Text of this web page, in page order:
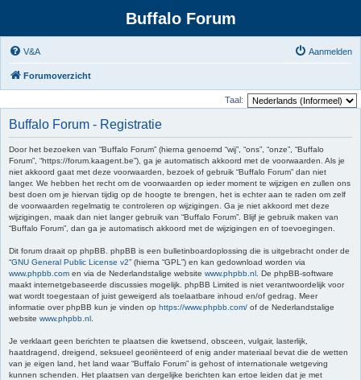
Buffalo Forum
V&A Aanmelden
Forumoverzicht
Taal:
Buffalo Forum - Registratie
Door het bezoeken van “Buffalo Forum” (hierna genoemd “wij”, “ons”, “onze”, “Buffalo
Forum”, “https://forum.kaagent.be”), ga je automatisch akkoord met de voorwaarden. Als je
niet akkoord gaat met deze voorwaarden, bezoek of gebruik “Buffalo Forum” dan niet
langer. We hebben het recht om de voorwaarden op ieder moment te wijzigen en zullen ons
best doen om je hiervan tijdig op de hoogte te brengen, het is echter aan te raden om zelf
de voorwaarden regelmatig te controleren op wijzigingen. Ga je niet akkoord met deze
wijzigingen, maak dan niet langer gebruik van “Buffalo Forum”. Blijf je gebruik maken van
“Buffalo Forum”, dan ga je automatisch akkoord met de wijzigingen en of toevoegingen.
Dit forum draait op phpBB. phpBB is een bulletinboardoplossing die is uitgebracht onder de
“GNU General Public License v2” (hierna “GPL”) en kan gedownload worden via
www.phpbb.com en via de Nederlandstalige website www.phpbb.nl . De phpBB-software
maakt internetgebaseerde discussies mogelijk. phpBB Limited is niet verantwoordelijk voor
wat wordt toegestaan of juist geweigerd als toelaatbare inhoud en/of gedrag. Meer
informatie over phpBB kun je vinden op https://www.phpbb.com/ of de Nederlandstalige
website www.phpbb.nl
Je verklaart geen berichten te plaatsen die kwetsend, obsceen, vulgair, lasterlijk,
haatdragend, dreigend, seksueel georiënteerd of enig ander materiaal bevat die de wetten
van je eigen land, het land waar “Buffalo Forum” is gehost of internationale wetgeving
kunnen schenden. Het plaatsen van dergelijke berichten kan ertoe leiden dat je met